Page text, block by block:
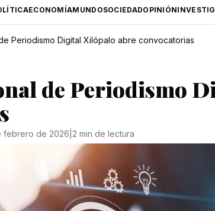
ECONOMÍAMUNDOSOCIEDADOPINIÓN
Periodismo Digital Xilópalo abre convocatorias
de Periodismo
febrero de 2026 2 min de lectura